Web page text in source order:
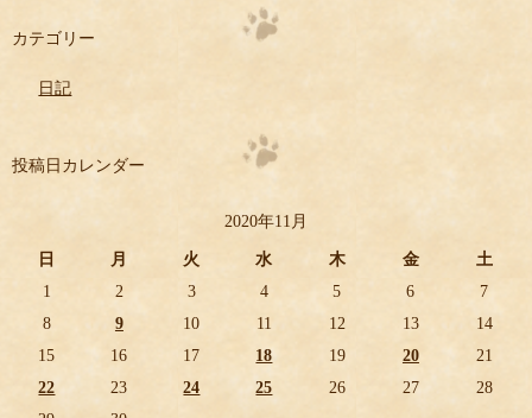
カテゴリー
日記
投稿日カレンダー
2020年11月
日 月 火 水 木 金
土
1
2 3 4 5 6
7
8
9 10 11 12 13
14
15
16 17 18 19 20
21
22
23 24 25 26 27
28